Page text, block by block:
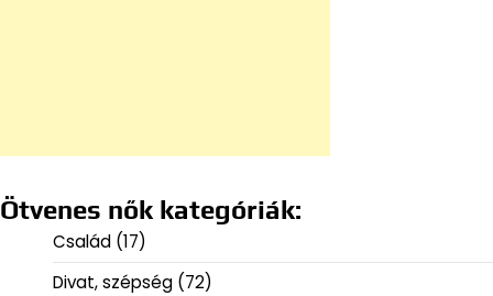
Ötvenes nők kategóriák:
Család (17)
Divat, szépség (72)